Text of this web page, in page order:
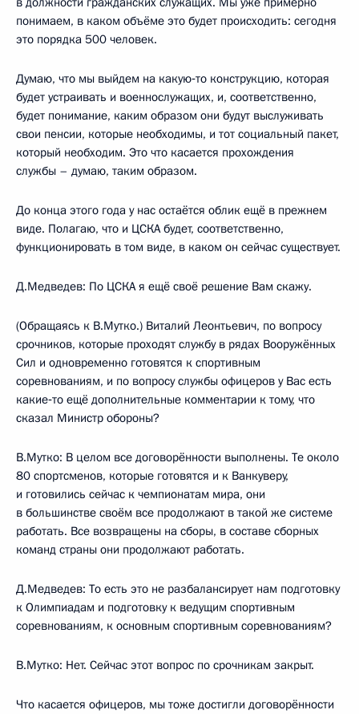
понимаем, в каком объёме это будет происходить: сегодня
это порядка 500 человек.
Думаю, что мы выйдем на какую‑то конструкцию, которая
будет устраивать и военнослужащих, и, соответственно,
будет понимание, каким образом они будут выслуживать
свои пенсии, которые необходимы, и тот социальный пакет,
который необходим. Это что касается прохождения
службы – думаю, таким образом.
До конца этого года у нас остаётся облик ещё в прежнем
виде. Полагаю, что и ЦСКА будет, соответственно,
функционировать в том виде, в каком он сейчас существует.
Д.Медведев: По ЦСКА я ещё своё решение Вам скажу.
(Обращаясь к В.Мутко.) Виталий Леонтьевич, по вопросу
срочников, которые проходят службу в рядах Вооружённых
Сил и одновременно готовятся к спортивным
соревнованиям, и по вопросу службы офицеров у Вас есть
какие‑то ещё дополнительные комментарии к тому, что
сказал Министр обороны?
В.Мутко: В целом все договорённости выполнены. Те около
80 спортсменов, которые готовятся и к Ванкуверу,
и готовились сейчас к чемпионатам мира, они
в большинстве своём все продолжают в такой же системе
работать. Все возвращены на сборы, в составе сборных
команд страны они продолжают работать.
Д.Медведев: То есть это не разбалансирует нам подготовку
к Олимпиадам и подготовку к ведущим спортивным
соревнованиям, к основным спортивным соревнованиям?
В.Мутко: Нет. Сейчас этот вопрос по срочникам закрыт.
Что касается офицеров, мы тоже достигли договорённости